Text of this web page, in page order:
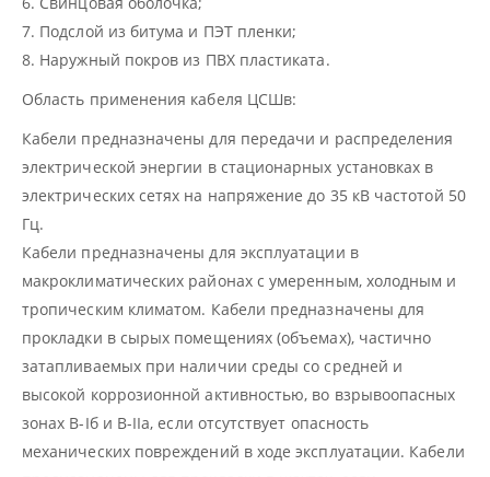
7. Подслой из битума и ПЭТ пленки;
8. Наружный покров из ПВХ пластиката.
Область применения кабеля ЦСШв:
Кабели предназначены для передачи и распределения
электрической энергии в стационарных установках в
электрических сетях на напряжение до 35 кВ частотой 50
Гц.
Кабели предназначены для эксплуатации в
макроклиматических районах с умеренным, холодным и
тропическим климатом. Кабели предназначены для
прокладки в сырых помещениях (объемах), частично
затапливаемых при наличии среды со средней и
высокой коррозионной активностью, во взрывоопасных
зонах В-Iб и В-IIа, если отсутствует опасность
механических повреждений в ходе эксплуатации. Кабели